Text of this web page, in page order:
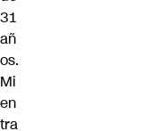
31
añ
os.
Mi
en
tra